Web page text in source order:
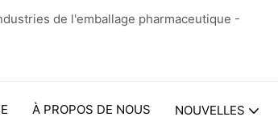
de l'emballage pharmaceutique -
À PROPOS DE NOUS NOUVELLES